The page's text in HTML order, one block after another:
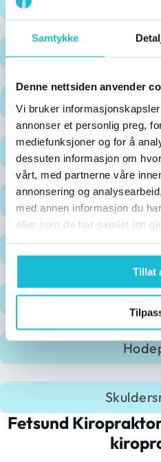
Samtykke
Denne nettsiden anvender
Vi bruker
annonser et personlig preg,
mediefunksjoner og for å
dessuten informasjon om
vårt, med partnerne våre
annonsering og
med annen informasjon du
eller som de har samlet inn
Tillat
Albuesmerter
Ankel og
Fetsund